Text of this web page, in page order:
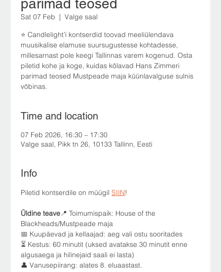
parimad teosed
Sat 07 Feb
  |
Valge saal
⭐ Candlelight’i kontserdid toovad meeliülendava
muusikalise elamuse suursugustesse kohtadesse,
millesarnast pole keegi Tallinnas varem kogenud. Osta
piletid kohe ja koge, kuidas kõlavad Hans Zimmeri
parimad teosed Mustpeade maja küünlavalguse sulnis
võbinas.
Time and location
07 Feb 2026, 16:30 – 17:30
Valge saal, Pikk tn 26, 10133 Tallinn, Eesti
Info
Piletid kontserdile on müügil SIIN!
Üldine teave📍 Toimumispaik: House of the
Blackheads/Mustpeade maja
📅 Kuupäevad ja kellaajad: aeg vali ostu sooritades
⏳ Kestus: 60 minutit (uksed avatakse 30 minutit enne
algusaega ja hilinejaid saali ei lasta)
👤 Vanusepiirang: alates 8. eluaastast.